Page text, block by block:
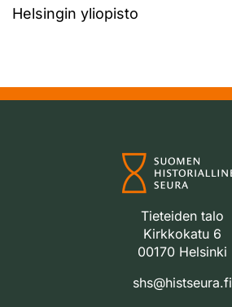
Helsingin yliopisto
Tieteiden talo
Kirkkokatu 6
00170 Helsinki
shs@histseura.fi